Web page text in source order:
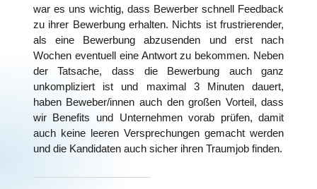
war es uns wichtig, dass Bewerber schnell Feedback
zu ihrer Bewerbung erhalten. Nichts ist frustrierender,
als eine Bewerbung abzusenden und erst nach
Wochen eventuell eine Antwort zu bekommen. Neben
der Tatsache, dass die Bewerbung auch ganz
unkompliziert ist und maximal 3 Minuten dauert,
haben Beweber/innen auch den großen Vorteil, dass
wir Benefits und Unternehmen vorab prüfen, damit
auch keine leeren Versprechungen gemacht werden
und die Kandidaten auch sicher ihren Traumjob finden.